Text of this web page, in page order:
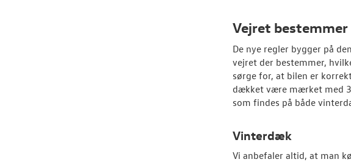
Vejret
De nye regler bygger på
vejret der bestemmer,
sørge for, at bilen er
dækket være mærket med
som findes på både
Vinterdæk
Vi anbefaler altid, at man